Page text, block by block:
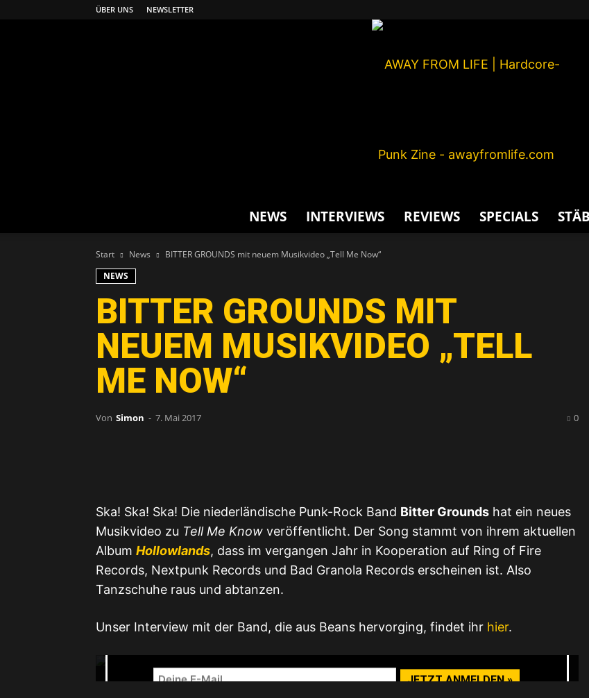
ÜBER UNS NEWSLETTER
FROM
NEWS INTERVIEWS REVIEWS SPECIALS
Start News
BITTER GROUNDS mit neuem Musikvideo „Tell Me Now“
NEWS
BITTER GROUNDS MIT
NEUEM MUSIKVIDEO „TELL
ME NOW“
Von Simon - 7. Mai 2017 0
Ska! Ska! Ska! Die niederländische Punk-Rock Band Bitter Grounds hat ein neues
Musikvideo zu Tell Me Know veröffentlicht. Der Song stammt von ihrem aktuellen
Album Hollowlands, dass im vergangen Jahr in Kooperation auf Ring of Fire
Records, Nextpunk Records und Bad Granola Records erscheinen ist. Also
Tanzschuhe raus und abtanzen.
Unser Interview mit der Band, die aus Beans hervorging, findet ihr hier.
Mit dem Laden des Videos akzeptierst du die Datenschutzerklärung von YouTube.
Mehr erfahren
NEWSLETTER – Release- & Show-Radar